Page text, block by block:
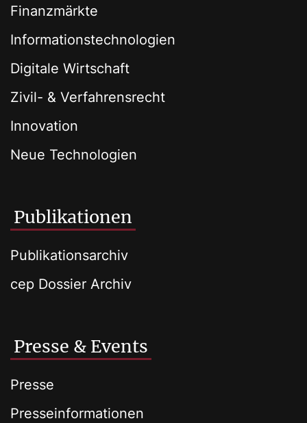
Finanzmärkte
Informationstechnologien
Digitale Wirtschaft
Zivil- & Verfahrensrecht
Innovation
Neue Technologien
Publikationen
Publikationsarchiv
cep Dossier Archiv
Presse & Events
Presse
Presseinformationen